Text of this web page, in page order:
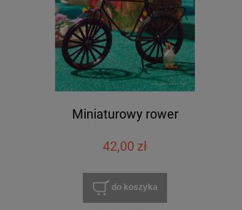
Miniaturowy rower
42,00 zł
do koszyka